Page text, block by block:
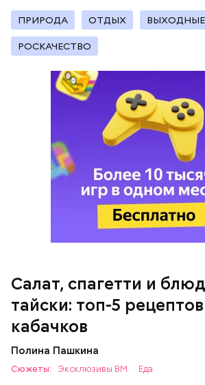
ПРИРОДА ОТДЫХ
РОСКАЧЕСТВО
Салат, спагетти и
тайски: топ-5
кабачков
Полина Пашкина
Сюжеты: Эксклюзивы ВМ
Еда
кабачок;
петрушка;
чеснок;
оливковое масло;
Однако диетолог предупредила:
может быть полезна. В первую
есть с осторожностью людям:
с сахарным диабетом;
лишним весом.